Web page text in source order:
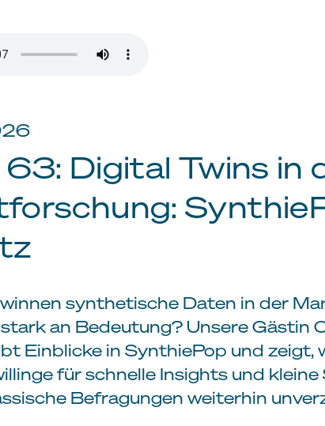
63: Digital Twins in
synthetische Daten in der
an Bedeutung? Unsere Gästin
Einblicke in SynthiePop und zeigt,
für schnelle Insights und
Befragungen weiterhin